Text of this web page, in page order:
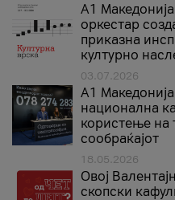
А1
оркестар
приказна
културно
03.07.2026
A1
национална
користење на
сообраќајот
18.05.2026
Овој
скопски